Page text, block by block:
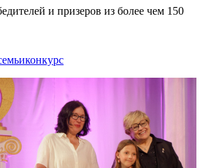
и призеров из более чем 150
конкурс